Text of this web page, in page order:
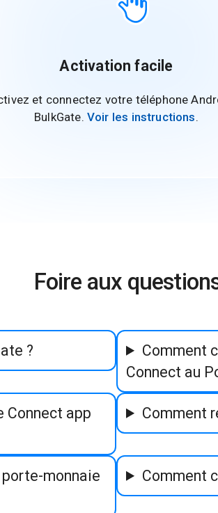
Activation facile
et connectez votre téléphone
BulkGate. Voir les instructions.
Foire aux
?
Comment
Connect au
Connect app
Comment
porte-monnaie
Comment